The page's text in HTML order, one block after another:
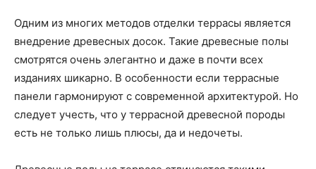
Одним из многих методов отделки террасы является
внедрение древесных досок. Такие древесные полы
смотрятся очень элегантно и даже в почти всех
изданиях шикарно. В особенности если террасные
панели гармонируют с современной архитектурой. Но
следует учесть, что у террасной древесной породы
есть не только лишь плюсы, да и недочеты.